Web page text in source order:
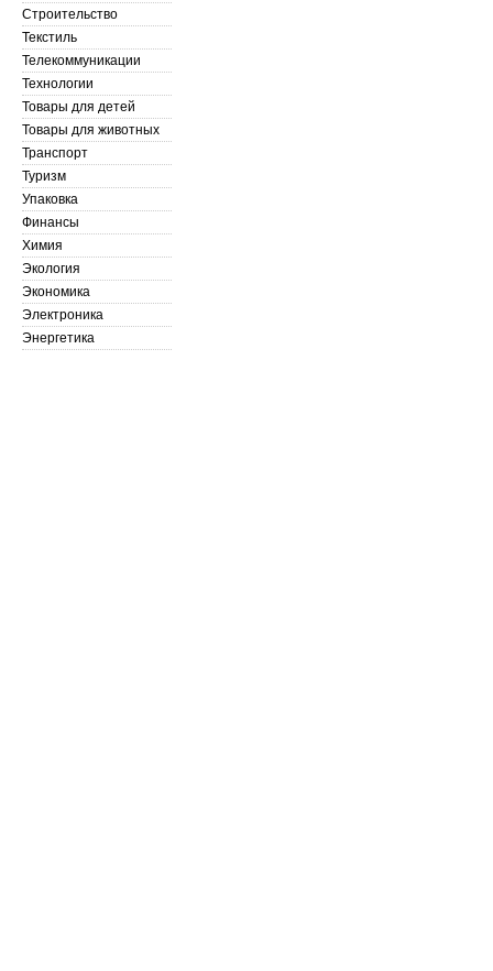
Строительство
Текстиль
Телекоммуникации
Технологии
Товары для детей
Товары для животных
Транспорт
Туризм
Упаковка
Финансы
Химия
Экология
Экономика
Электроника
Энергетика